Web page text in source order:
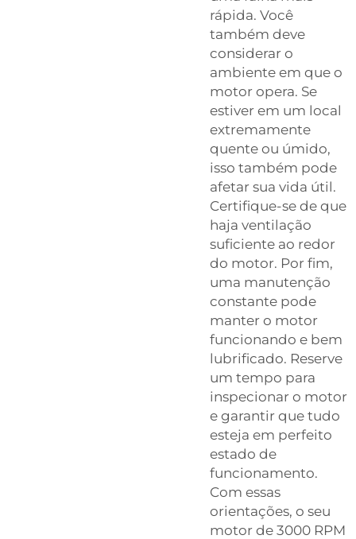
rápida. Você
também deve
considerar o
ambiente em que o
motor opera. Se
estiver em um local
extremamente
quente ou úmido,
isso também pode
afetar sua vida útil.
Certifique-se de que
haja ventilação
suficiente ao redor
do motor. Por fim,
uma manutenção
constante pode
manter o motor
funcionando e bem
lubrificado. Reserve
um tempo para
inspecionar o motor
e garantir que tudo
esteja em perfeito
estado de
funcionamento.
Com essas
orientações, o seu
motor de 3000 RPM